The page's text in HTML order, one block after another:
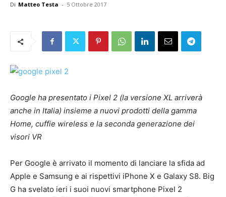
Di Matteo Testa - 5 Ottobre 2017
Google ha presentato i Pixel 2 (la versione XL arriverà
anche in Italia) insieme a nuovi prodotti della gamma
Home, cuffie wireless e la seconda generazione dei
visori VR
Per Google è arrivato il momento di lanciare la sfida ad
Apple e Samsung e ai rispettivi iPhone X e Galaxy S8. Big
G ha svelato ieri i suoi nuovi smartphone Pixel 2